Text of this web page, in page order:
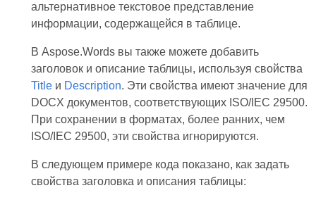
альтернативное текстовое представление
информации, содержащейся в таблице.
В Aspose.Words вы также можете добавить
заголовок и описание таблицы, используя свойства
Titleи Description. Эти свойства имеют значение для
DOCX документов, соответствующих ISO/IEC 29500.
При сохранении в форматах, более ранних, чем
ISO/IEC 29500, эти свойства игнорируются.
В следующем примере кода показано, как задать
свойства заголовка и описания таблицы: